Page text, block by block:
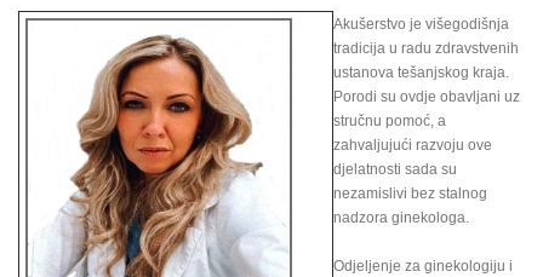
Akušerstvo je višegodišnja
tradicija u radu zdravstvenih
ustanova tešanjskog kraja.
Porodi su ovdje obavljani uz
stručnu pomoć, a
zahvaljujući razvoju ove
djelatnosti sada su
nezamislivi bez stalnog
nadzora ginekologa.
Odjeljenje za ginekologiju i